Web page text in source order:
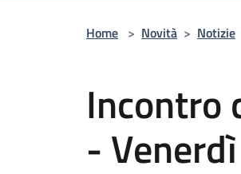
Home > Novità > Notizie
Incontro
-